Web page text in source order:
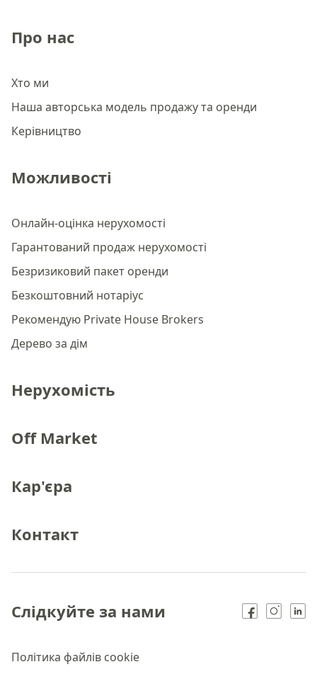
Про нас
Хто ми
Наша авторська модель продажу та оренди
Керівництво
Можливості
Онлайн-оцінка нерухомості
Гарантований продаж нерухомості
Безризиковий пакет оренди
Безкоштовний нотаріус
Рекомендую Private House Brokers
Дерево за дім
Нерухомість
Off Market
Кар'єра
Контакт
Політика файлів cookie
Слідкуйте за нами